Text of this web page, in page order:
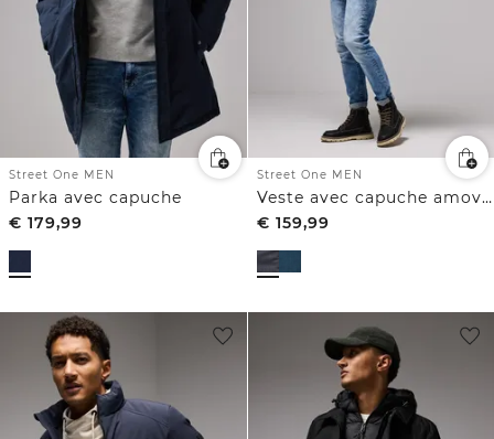
Street One MEN
Parka avec capuche
€ 179,99
Street One MEN
Veste avec capuche amovible
€ 159,99